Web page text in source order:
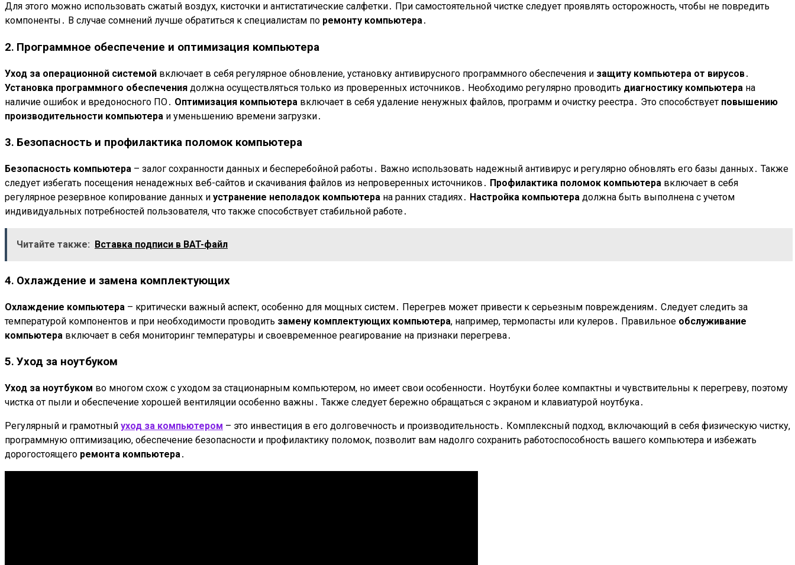
Для этого можно использовать сжатый воздух, кисточки и антистатические салфетки․ При самостоятельной чистке следует проявлять осторожность, чтобы не повредить
компоненты․ В случае сомнений лучше обратиться к специалистам по ремонту компьютера․
2․ Программное обеспечение и оптимизация компьютера
Уход за операционной системой включает в себя регулярное обновление, установку антивирусного программного обеспечения и защиту компьютера от вирусов․
Установка программного обеспечения должна осуществляться только из проверенных источников․ Необходимо регулярно проводить диагностику компьютера на
наличие ошибок и вредоносного ПО․ Оптимизация компьютера включает в себя удаление ненужных файлов, программ и очистку реестра․ Это способствует повышению
производительности компьютера и уменьшению времени загрузки․
3․ Безопасность и профилактика поломок компьютера
Безопасность компьютера – залог сохранности данных и бесперебойной работы․ Важно использовать надежный антивирус и регулярно обновлять его базы данных․ Также
следует избегать посещения ненадежных веб-сайтов и скачивания файлов из непроверенных источников․ Профилактика поломок компьютера включает в себя
регулярное резервное копирование данных и устранение неполадок компьютера на ранних стадиях․ Настройка компьютера должна быть выполнена с учетом
индивидуальных потребностей пользователя, что также способствует стабильной работе․
Читайте также: Вставка подписи в BAT-файл
4․ Охлаждение и замена комплектующих
Охлаждение компьютера – критически важный аспект, особенно для мощных систем․ Перегрев может привести к серьезным повреждениям․ Следует следить за
температурой компонентов и при необходимости проводить замену комплектующих компьютера, например, термопасты или кулеров․ Правильное обслуживание
компьютера включает в себя мониторинг температуры и своевременное реагирование на признаки перегрева․
5․ Уход за ноутбуком
Уход за ноутбуком во многом схож с уходом за стационарным компьютером, но имеет свои особенности․ Ноутбуки более компактны и чувствительны к перегреву, поэтому
чистка от пыли и обеспечение хорошей вентиляции особенно важны․ Также следует бережно обращаться с экраном и клавиатурой ноутбука․
Регулярный и грамотный уход за компьютером – это инвестиция в его долговечность и производительность․ Комплексный подход, включающий в себя физическую чистку,
программную оптимизацию, обеспечение безопасности и профилактику поломок, позволит вам надолго сохранить работоспособность вашего компьютера и избежать
дорогостоящего ремонта компьютера․